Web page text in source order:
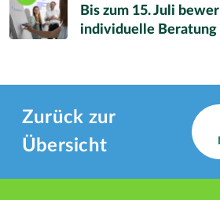
Bis zum 15. Juli
individuelle Beratung
Zurück zur
Übersicht